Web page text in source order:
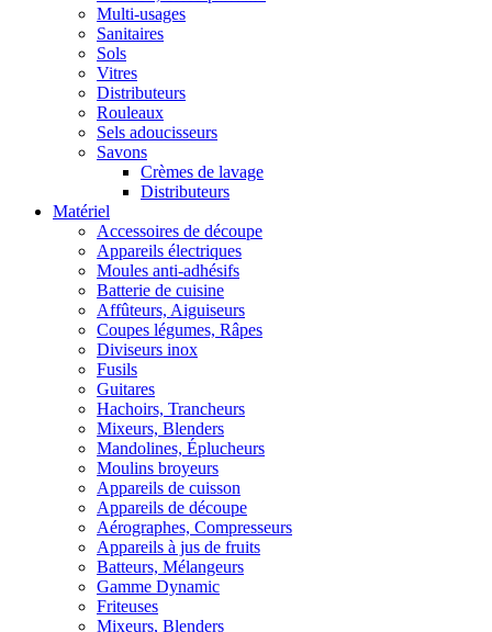
Multi-usages
Sanitaires
Sols
Vitres
Distributeurs
Rouleaux
Sels adoucisseurs
Savons
Crèmes de lavage
Distributeurs
Matériel
Accessoires de découpe
Appareils électriques
Moules anti-adhésifs
Batterie de cuisine
Affûteurs, Aiguiseurs
Coupes légumes, Râpes
Diviseurs inox
Fusils
Guitares
Hachoirs, Trancheurs
Mixeurs, Blenders
Mandolines, Éplucheurs
Moulins broyeurs
Appareils de cuisson
Appareils de découpe
Aérographes, Compresseurs
Appareils à jus de fruits
Batteurs, Mélangeurs
Gamme Dynamic
Friteuses
Mixeurs, Blenders